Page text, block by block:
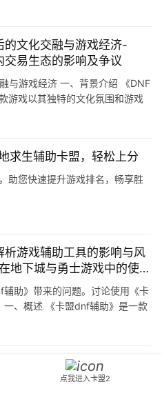
的文化交融与游戏经济-
交易生态的影响及争议
与游戏经济 一、背景介绍 《DNF
游戏以其独特的文化氛围和游戏
求生辅助卡盟，轻松上分
助您快速提升游戏排名，畅享胜
析游戏辅助工具的影响与风
地下城与勇士游戏中的使用
助》带来的问题。讨论使用《卡
、概述 《卡盟dnf辅助》是一款
求生卡盟平台推荐
点我进入卡盟2